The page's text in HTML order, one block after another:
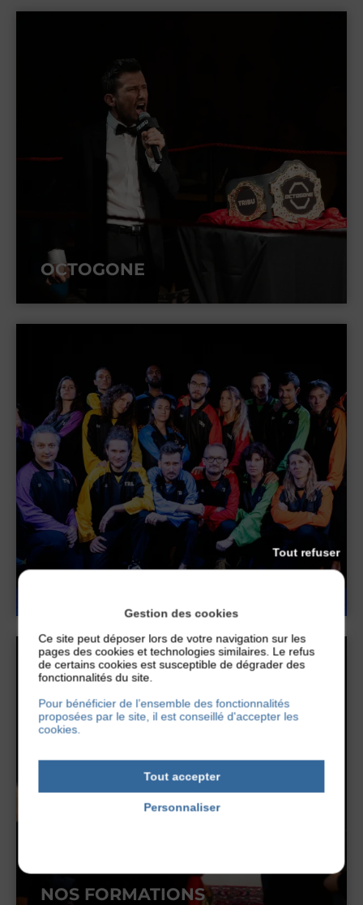
OCTOGONE
NOS FORMATIONS
Gestion des cookies
Ce site peut déposer lors de votre navigation sur les
pages des cookies et technologies similaires. Le refus
de certains cookies est susceptible de dégrader des
fonctionnalités du site.
Pour bénéficier de l’ensemble des fonctionnalités
proposées par le site, il est conseillé d'accepter les
cookies.
Tout accepter
Tout refuser
Personnaliser